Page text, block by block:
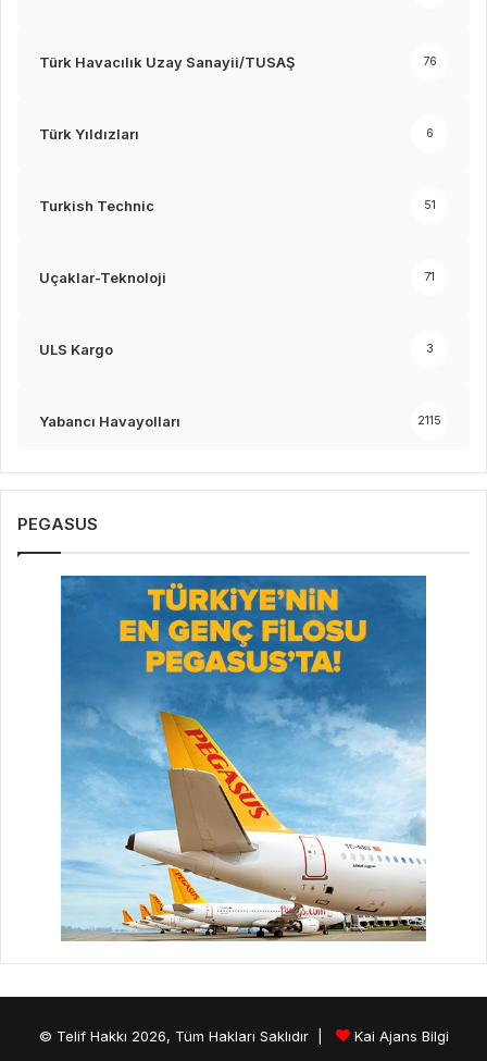
Türk Havacılık Uzay Sanayii/TUSAŞ 76
Türk Yıldızları 6
Turkish Technic 51
Uçaklar-Teknoloji 71
ULS Kargo 3
Yabancı Havayolları 2115
PEGASUS
© Telif Hakkı 2026, Tüm Hakları Saklıdır | Kai Ajans Bilgi